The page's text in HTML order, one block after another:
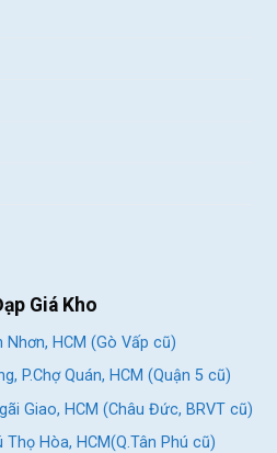
Giá Kho
Nhơn, HCM (Gò Vấp cũ)
P.Chợ Quán, HCM (Quận 5 cũ)
Giao, HCM (Châu Đức, BRVT cũ)
Hòa, HCM(Q.Tân Phú cũ)